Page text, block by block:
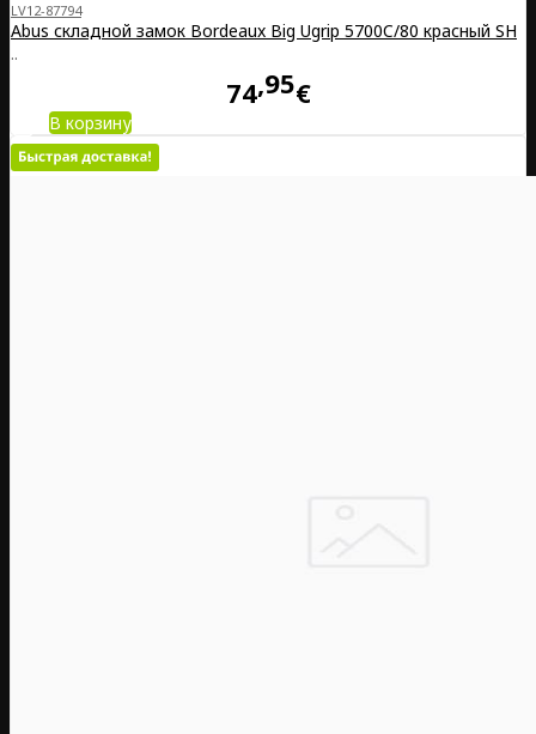
LV12-87794
Abus складной замок Bordeaux Big Ugrip 5700C/80 красный SH
..
74 95€
В корзину